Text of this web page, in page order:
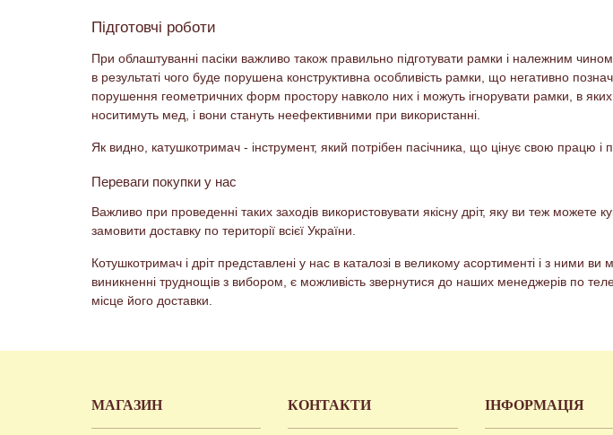
Підготовчі роботи
При облаштуванні пасіки важливо також правильно підготувати рамки і належним
в результаті чого буде порушена конструктивна особливість рамки, що негативно
порушення геометричних форм простору навколо них і можуть ігнорувати рамки, в
носитимуть мед, і вони стануть неефективними при використанні.
Як видно, катушкотримач - інструмент, який потрібен пасічника, що цінує свою працю і
Переваги покупки у нас
Важливо при проведенні таких заходів використовувати якісну дріт, яку ви теж
замовити доставку по території всієї України.
Котушкотримач і дріт представлені у нас в каталозі в великому асортименті і з
виникненні труднощів з вибором, є можливість звернутися до наших менеджерів по
місце його доставки.
МАГАЗИН КОНТАКТИ ІНФОРМАЦІЯ